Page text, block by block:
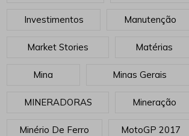
Investimentos Manutenção
Market Stories Matérias
Mina Minas Gerais
MINERADORAS Mineração
Minério De Ferro MotoGP 2017